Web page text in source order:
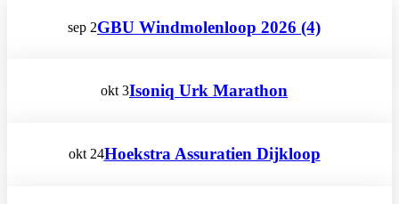
sep 2GBU Windmolenloop 2026 (4)
okt 3Isoniq Urk Marathon
okt24Hoekstra Assuratien Dijkloop